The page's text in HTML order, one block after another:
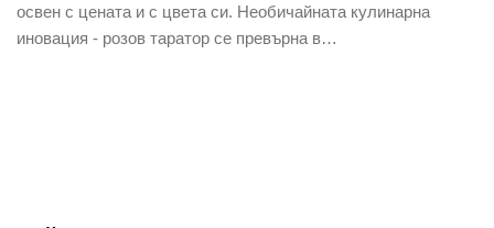
освен с цената и с цвета си. Необичайната кулинарна
иновация - розов таратор се превърна в…